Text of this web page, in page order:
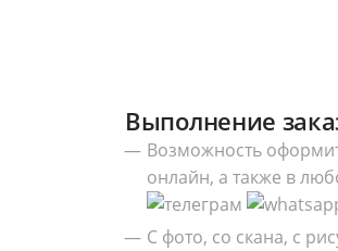
Выполнение
Возможность
онлайн, а также в
С фото, со скана, с